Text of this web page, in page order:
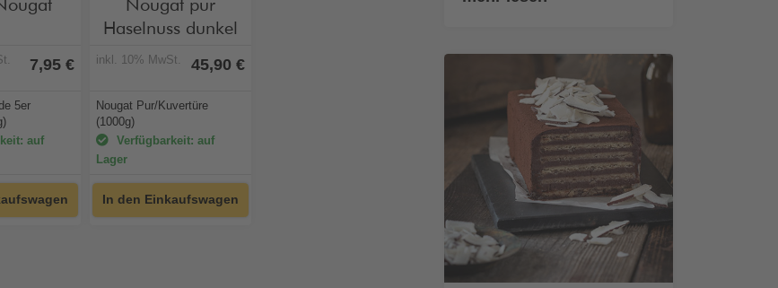
7,95 €
5er
auf
Nougat pur
Haselnuss dunkel
inkl. 10% MwSt. 45,90 €
Nougat Pur/Kuvertüre
(1000g)
Verfügbarkeit: auf
Lager
In den Einkaufswagen